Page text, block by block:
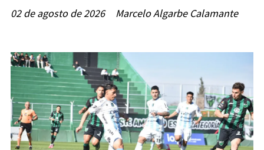
Marcelo Algarbe Calamante
02 de agosto de 2026